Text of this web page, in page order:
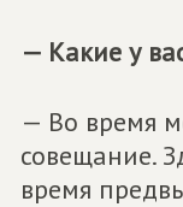
— Какие у
— Во время
совещание.
время